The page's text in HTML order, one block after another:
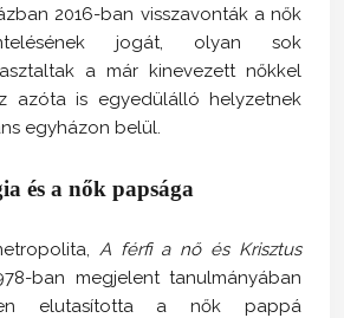
2016-ban visszavonták a nők
jogát, olyan sok
a már kinevezett nőkkel
azóta is egyedülálló helyzetnek
egyházon belül.
és a nők papsága
A férfi a nő és Krisztus
ban megjelent tanulmányában
elutasította a nők pappá